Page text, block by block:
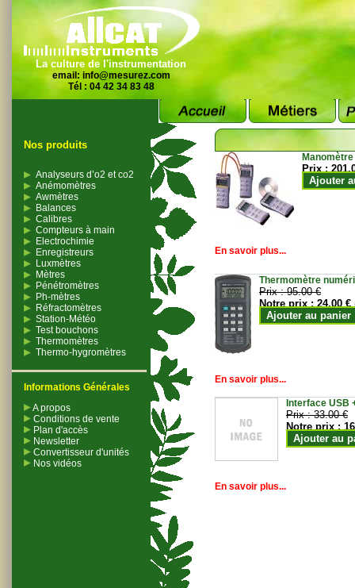
La culture de l'instrumentation
email: info@mesurez.com
Tél : 04 42 34 83 48
Nos produits
Analyseurs d’o2 et co2
Anémomètres
Awmètres
Balances
Calibres
Compteurs à main
Electrochimie
Enregistreurs
Luxmètres
Mètres
Pénétromètres
Ph-mètres
Réfractomètres
Station-Météo
Test bouchons
Thermomètres
Thermo-hygromètres
Informations Générales
A propos
Conditions de vente
Plan d'accès
Newsletter
Convertisseur d'unités
Nos vidéos
Prix :
Ajouter
En savoir plus...
Thermomètre
Prix :95.00 €
Notre prix :24.00 €
Ajouter au panier
En savoir plus...
Interface USB
Prix :33.00 €
Notre prix :
Ajouter au
En savoir plus...